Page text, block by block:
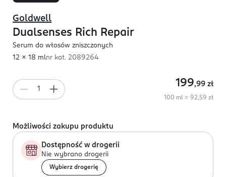
Goldwell
Dualsenses Rich Repair
Serum do włosów zniszczonych
12 x 18 mlnr kat. 2089264
199,99 zł
100 ml = 92,59 zł
Możliwości zakupu produktu
Dostępność w drogerii
Nie wybrano drogerii
Wybierz drogerię